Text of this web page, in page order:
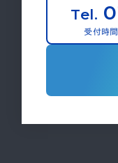
Tel.
受付時